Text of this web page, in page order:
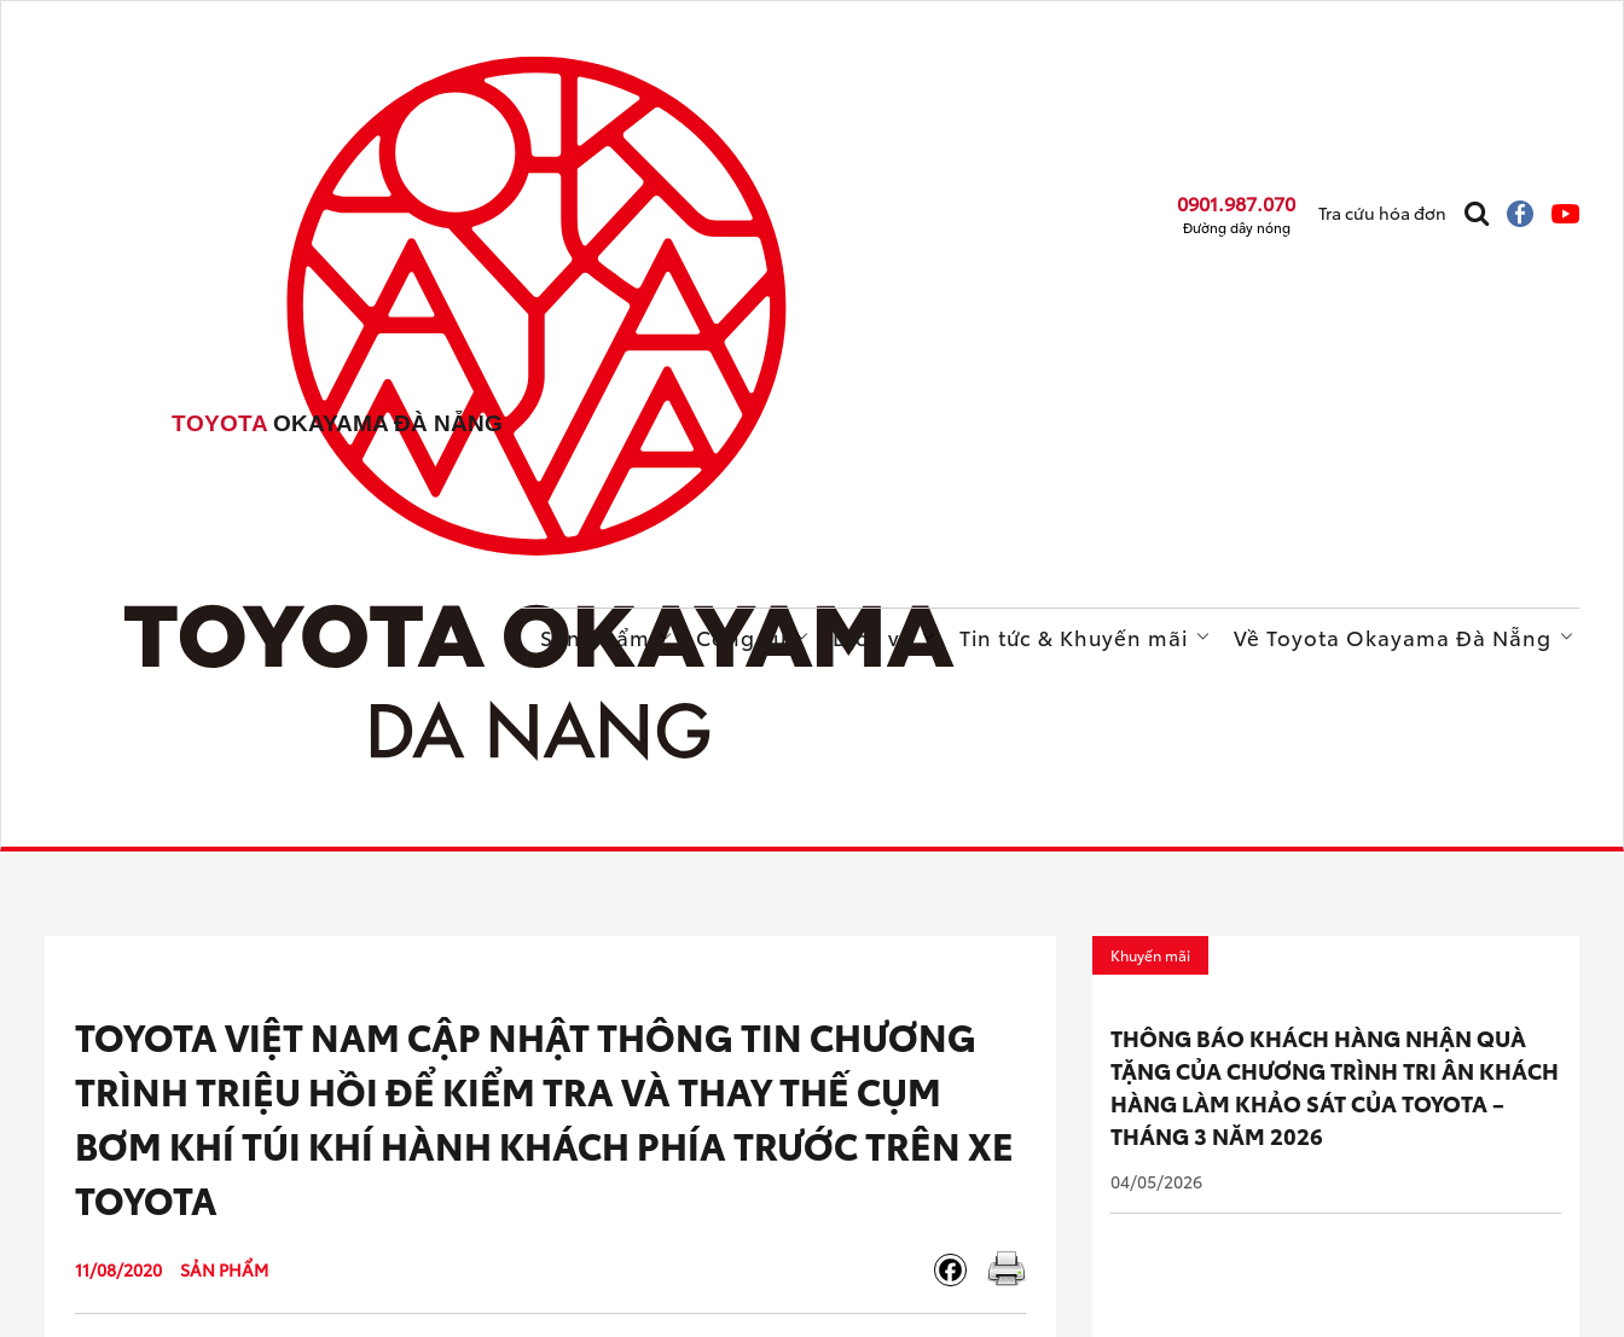
TOYOTA OKAYAMA ĐÀ NẴNG
0901.987.070
Đường dây nóng
Tra cứu hóa đơn
Sản phẩm Công cụ Dịch vụ Tin tức & Khuyến mãi Về Toyota Okayama Đà Nẵng
TOYOTA VIỆT NAM CẬP NHẬT THÔNG TIN CHƯƠNG
TRÌNH TRIỆU HỒI ĐỂ KIỂM TRA VÀ THAY THẾ CỤM
BƠM KHÍ TÚI KHÍ HÀNH KHÁCH PHÍA TRƯỚC TRÊN XE
TOYOTA
11/08/2020 SẢN PHẨM
Khuyến mãi
THÔNG BÁO KHÁCH HÀNG NHẬN QUÀ
TẶNG CỦA CHƯƠNG TRÌNH TRI ÂN KHÁCH
HÀNG LÀM KHẢO SÁT CỦA TOYOTA –
THÁNG 3 NĂM 2026
04/05/2026